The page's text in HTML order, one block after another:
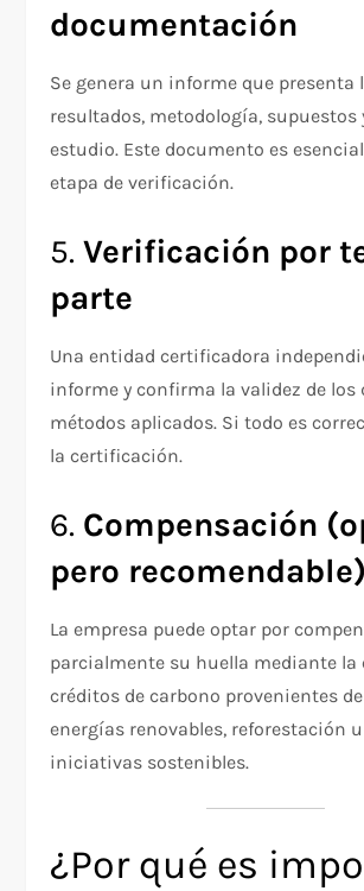
documentación
Se genera un informe que presenta
resultados, metodología, supuestos
estudio. Este documento es
etapa de verificación.
5.Verificación por
parte
Una entidad certificadora
informe y confirma la validez de los
métodos aplicados. Si todo es
la certificación.
6. Compensación
pero recomendable)
La empresa puede optar por
parcialmente su huella mediante la
créditos de carbono provenientes
energías renovables, reforestación
iniciativas sostenibles.
¿Por qué es